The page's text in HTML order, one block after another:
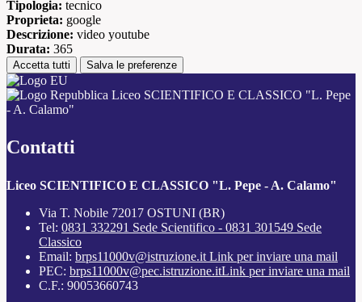
Tipologia: tecnico
Proprieta: google
Descrizione: video youtube
Durata: 365
Accetta tutti Salva le preferenze
Liceo SCIENTIFICO E CLASSICO "L. Pepe
- A. Calamo"
Contatti
Liceo SCIENTIFICO E CLASSICO "L. Pepe - A. Calamo"
Via T. Nobile 72017 OSTUNI (BR)
Tel: 0831 332291 Sede Scientifico - 0831 301549 Sede
Classico
Email: brps11000v@istruzione.it Link per inviare una mail
PEC: brps11000v@pec.istruzione.itLink per inviare una mail
C.F.: 90053660743